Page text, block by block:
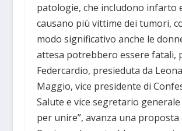
patologie, che includono infarto
causano più vittime dei tumori,
modo significativo anche le
attesa potrebbero essere fatali,
Federcardio, presieduta da
Maggio, vice presidente di
Salute e vice segretario generale
per unire”, avanza una proposta